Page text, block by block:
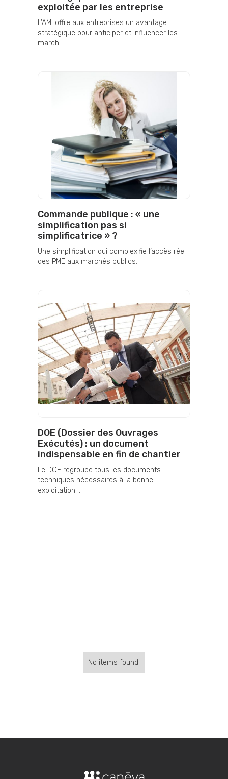
exploitée par les entreprise
L’AMI offre aux entreprises un avantage
stratégique pour anticiper et influencer les
march
Commande publique : « une
simplification pas si
simplificatrice » ?
Une simplification qui complexifie l’accès réel
des PME aux marchés publics.
DOE (Dossier des Ouvrages
Exécutés) : un document
indispensable en fin de chantier
Le DOE regroupe tous les documents
techniques nécessaires à la bonne
exploitation ...
No items found.